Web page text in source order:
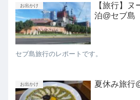
お出かけ
【旅行】
泊@セブ島
セブ島旅行のレポートです。
お出かけ 夏休み旅行